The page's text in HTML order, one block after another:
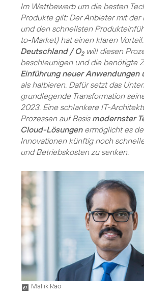
Im Wettbewerb um die besten
Produkte gilt: Der Anbieter mit der
und den schnellsten
to-Market) hat einen klaren Vorteil.
Deutschland / O2will diesen
beschleunigen und die benötigte
Einführung neuer Anwendungen
als halbieren. Dafür setzt das
grundlegende Transformation
2023. Eine schlankere IT-
Prozessen auf Basis modernster
Cloud-Lösungenermöglicht es
Innovationen künftig noch
und Betriebskosten zu senken.
Mallik Rao